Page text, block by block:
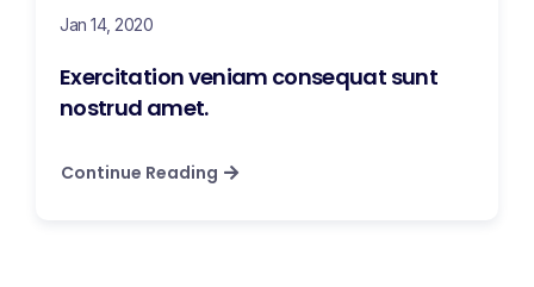
Jan 14, 2020
Exercitation veniam consequat sunt
nostrud amet.
Continue Reading